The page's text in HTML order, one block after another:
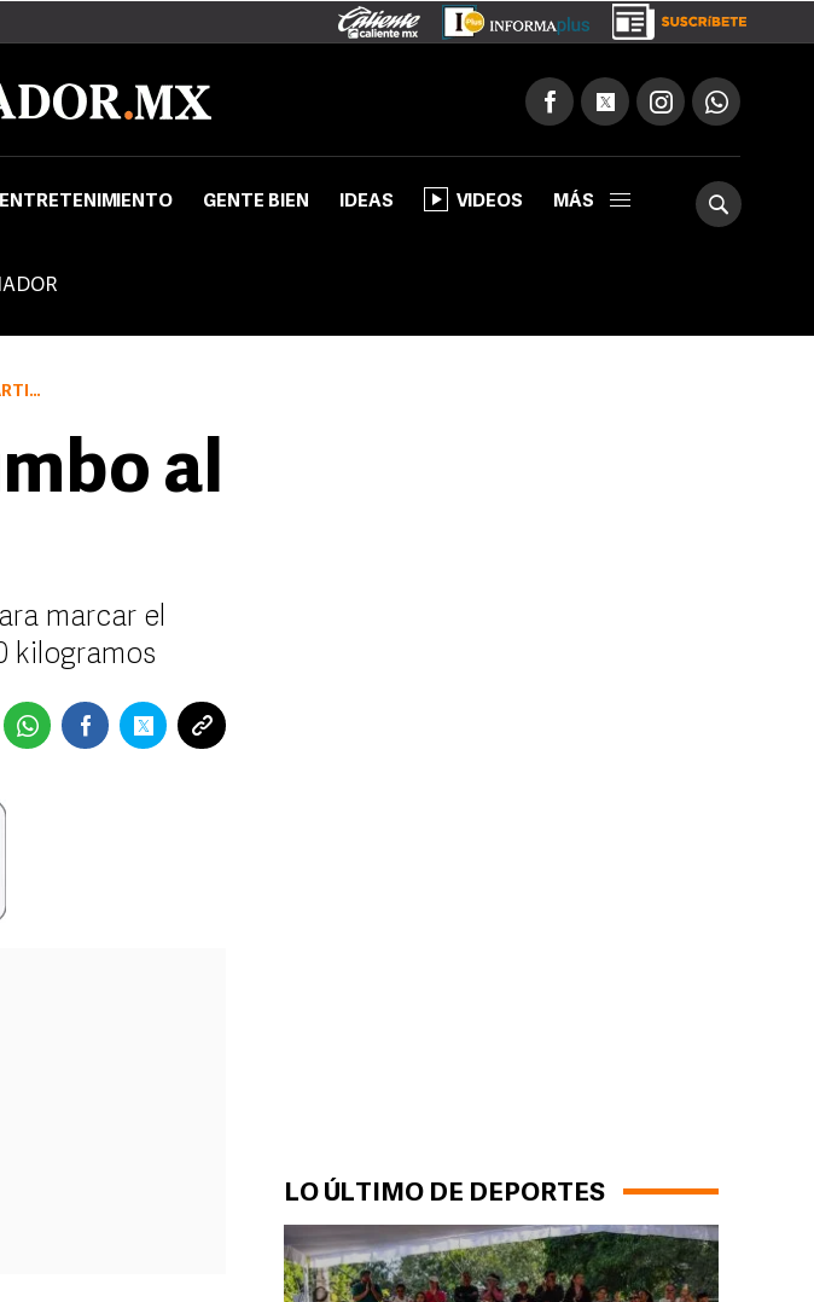
ENTRETENIMIENTO GENTE BIEN IDEAS VIDEOS MÁS
LO ÚLTIMO DE DEPORTES
al
marcar el
kilogramos